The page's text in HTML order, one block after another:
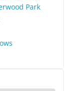
Park